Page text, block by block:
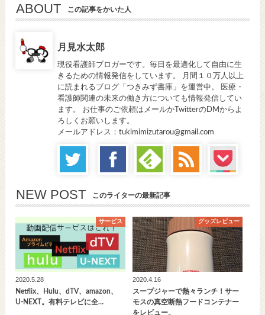
ABOUT この記事をかいた人
月見水太郎
現役看護師ブロガーです。毎日を最適化して自由に生
きるための情報発信をしています。 月間１０万人以上
に読まれるブログ「つきみず書庫」を運営中。 医療・
看護師関連の未来の働き方についても情報発信してい
ます。 お仕事のご依頼はメールかTwitterのDMからよ
ろしくお願いします。
メールアドレス：tukimimizutarou@gmail.com
NEW POST このライターの最新記事
サービス
2020.5.28
Netflix、Hulu、dTV、amazon、
U-NEXT。有料テレビに全…
グッズレビュー
2020.4.16
スープジャーで熱々ランチ！サー
モスの真空断熱フードコンテナー
をレビュー。